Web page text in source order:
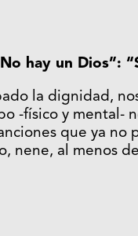
hay un Dios”:
la dignidad,
-físico y mental-
que ya no
nene, al menos